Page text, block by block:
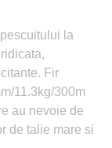
la
Fir
11.3kg/300m
au nevoie de
de talie mare si